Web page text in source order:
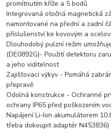
promítnutím kříže a 5 bodů
Integrovaná otočná magnetická
namontované na přední a zadní
příslušenství ke kovovým a
Dlouhodobý pulzní režim
(DE0892G)- Použití detektoru
a jeho viditelnost
Zajišťovací výkyv - Pomáhá
přepravě
Odolná konstrukce - Ochranné
ochrany IP65 před poškozením
Napájení Li-Ion akumulátorem
třeba dokoupit adaptér N453836)